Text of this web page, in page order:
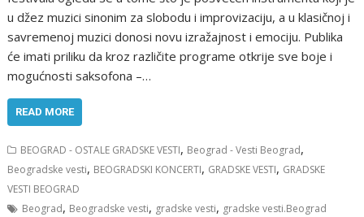
u džez muzici sinonim za slobodu i improvizaciju, a u klasičnoj i
savremenoj muzici donosi novu izražajnost i emociju. Publika
će imati priliku da kroz različite programe otkrije sve boje i
mogućnosti saksofona –…
READ MORE
BEOGRAD - OSTALE GRADSKE VESTI, Beograd - Vesti Beograd,
Beogradske vesti, BEOGRADSKI KONCERTI, GRADSKE VESTI, GRADSKE
VESTI BEOGRAD
Beograd, Beogradske vesti, gradske vesti, gradske vesti.Beograd